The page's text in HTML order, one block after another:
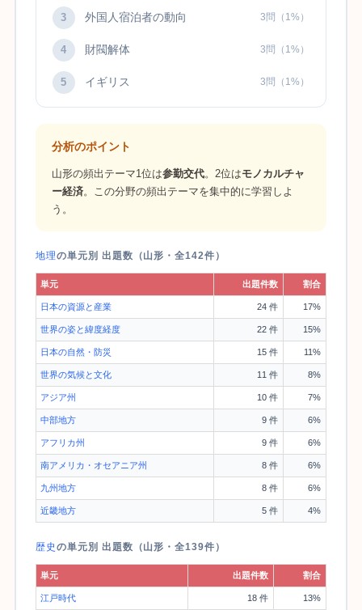
3 外国人宿泊者の動向 3問（1%）
4 財閥解体 3問（1%）
5 イギリス 3問（1%）
分析のポイント
山形の頻出テーマ1位は参勤交代。2位はモノカルチャ
ー経済。この分野の頻出テーマを集中的に学習しよ
う。
地理の単元別 出題数（山形・全142件）
単元 出題件数 割合
日本の資源と産業 24 件 17%
世界の姿と緯度経度 22 件 15%
日本の自然・防災 15 件 11%
世界の気候と文化 11 件 8%
アジア州 10 件 7%
中部地方 9 件 6%
アフリカ州 9 件 6%
南アメリカ・オセアニア州 8 件 6%
九州地方 8 件 6%
近畿地方 5 件 4%
歴史 の単元別 出題数（山形・全139件）
単元 出題件数 割合
江戸時代 18 件 13%